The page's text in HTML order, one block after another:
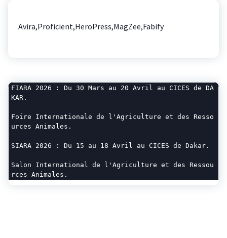
Avira,Proficient,HeroPress,MagZee,Fabify
FIARA 2026 : Du 30 Mars au 20 Avril au CICES de DA
KAR.
Foire Internationale de l'Agriculture et des Resso
urces Animales.
SIARA 2026 : Du 15 au 18 Avril au CICES de Dakar.
Salon International de l'Agriculture et des Ressou
rces Animales.